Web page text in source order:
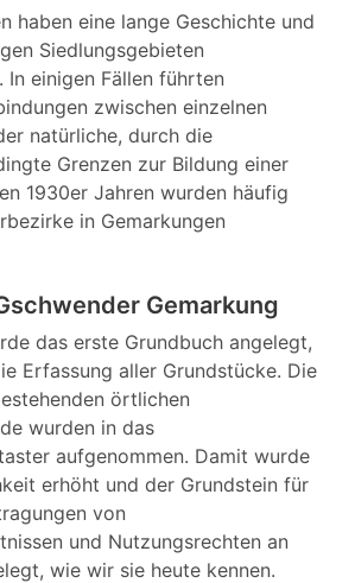
haben eine lange Geschichte und
Siedlungsgebieten
In einigen Fällen führten
zwischen einzelnen
natürliche, durch die
Grenzen zur Bildung einer
1930er Jahren wurden häufig
in Gemarkungen
Gemarkung
das erste Grundbuch angelegt,
Erfassung aller Grundstücke. Die
örtlichen
wurden in das
aufgenommen. Damit wurde
erhöht und der Grundstein für
von
und Nutzungsrechten an
wie wir sie heute kennen.